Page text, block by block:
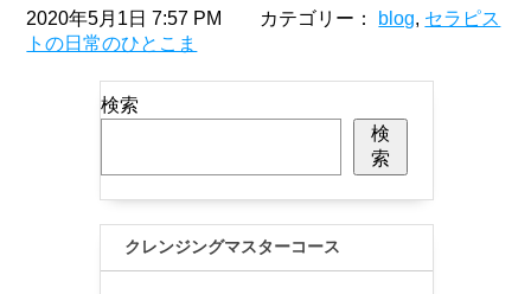
2020年5月1日 7:57 PM カテゴリー： blog, セラピス
トの日常のひとこま
検索
検
索
クレンジングマスターコース